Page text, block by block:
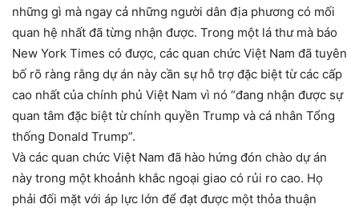
những gì mà ngay cả những người dân địa phương có mối
quan hệ nhất đã từng nhận được. Trong một lá thư mà báo
New York Times có được, các quan chức Việt Nam đã tuyên
bố rõ ràng rằng dự án này cần sự hỗ trợ đặc biệt từ các cấp
cao nhất của chính phủ Việt Nam vì nó “đang nhận được sự
quan tâm đặc biệt từ chính quyền Trump và cá nhân Tổng
thống Donald Trump”.
Và các quan chức Việt Nam đã hào hứng đón chào dự án
này trong một khoảnh khắc ngoại giao có rủi ro cao. Họ
phải đối mặt với áp lực lớn để đạt được một thỏa thuận